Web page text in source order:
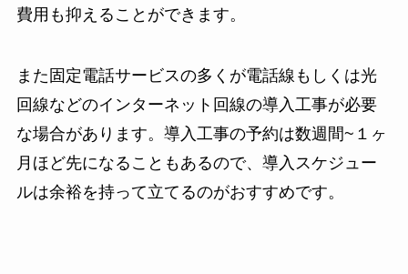
費用も抑えることができます。
また固定電話サービスの多くが電話線もしくは光
回線などのインターネット回線の導入工事が必要
な場合があります。導入工事の予約は数週間~１ヶ
月ほど先になることもあるので、導入スケジュー
ルは余裕を持って立てるのがおすすめです。